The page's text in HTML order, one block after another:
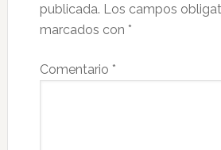
publicada. Los campos
marcados con *
Comentario *